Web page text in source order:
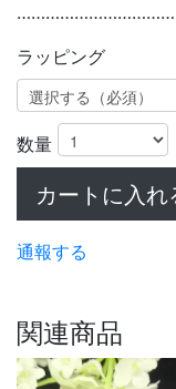
ラッピング
数量
カートに入れ
通報する
関連商品